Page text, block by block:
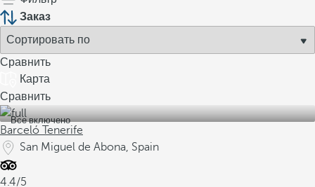
Заказ
Сравнить
Карта
Сравнить
Все включено
Barceló Tenerife
San Miguel de Abona, Spain
4.4/5